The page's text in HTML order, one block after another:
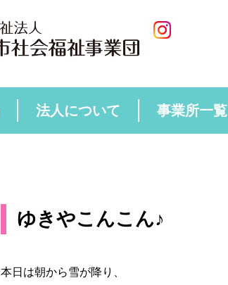
法人について 事業所一覧
ゆきやこんこん♪
本日は朝から雪が降り、